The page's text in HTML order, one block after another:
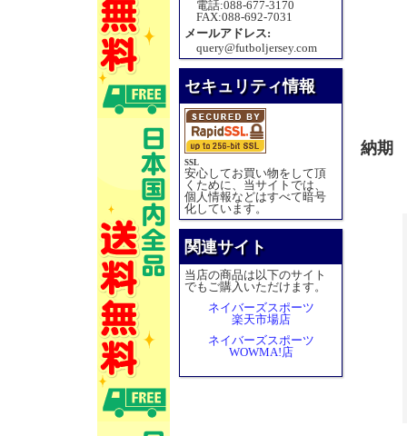
電話:088-677-3170
FAX:088-692-7031
メールアドレス:
query@futboljersey.com
セキュリティ情報
SSL
安心してお買い物をして頂
くために、当サイトでは、
個人情報などはすべて暗号
化しています。
関連サイト
当店の商品は以下のサイト
でもご購入いただけます。
ネイバーズスポーツ
楽天市場店
ネイバーズスポーツ
WOWMA!店
納期